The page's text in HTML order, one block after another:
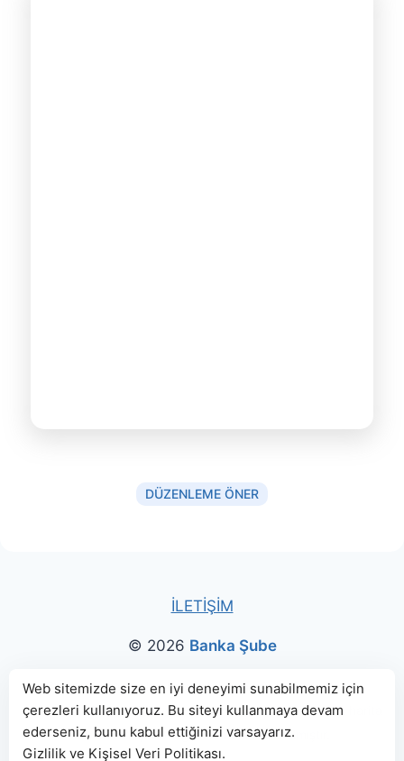
DÜZENLEME ÖNER
İLETİŞİM
© 2026 Banka Şube
Bu sitede paylaşılan banka bilgileri için kaynak olarak
genellikle TBBveBDDKweb sitelerinden faydalanılmış, harita
konumları için Google Haritalar kullanılmıştır.
Web sitemizde size en iyi deneyimi sunabilmemiz için
çerezleri kullanıyoruz. Bu siteyi kullanmaya devam
ederseniz, bunu kabul ettiğinizi varsayarız.
Gizlilik ve Kişisel Veri Politikası.